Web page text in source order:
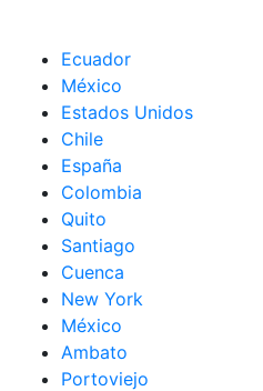
Ecuador
México
Estados Unidos
Chile
España
Colombia
Quito
Santiago
Cuenca
New York
México
Ambato
Portoviejo